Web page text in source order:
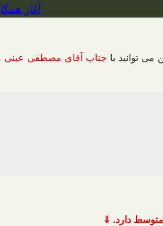
آغاز
می توانید با جناب آقای مصطفی عینی
دارد. ⇓